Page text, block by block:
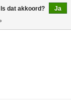
/ Registreren
dat akkoord?
Ja